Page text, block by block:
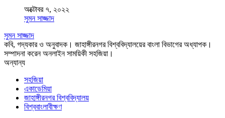
অক্টোবর ৭, ২০২২
সুমন সাজ্জাদ
সুমন সাজ্জাদ
কবি, গদ্যকার ও অনুবাদক। জাহাঙ্গীরনগর বিশ্ববিদ্যালয়ের বাংলা বিভাগের অধ্যাপক।
সম্পাদনা করেন অনলাইন সাময়িকী সহজিয়া।
অন্যান্য
সহজিয়া
একাডেমিয়া
জাহাঙ্গীরনগর বিশ্ববিদ্যালয়
বিশ্ববাংলাবীক্ষণ